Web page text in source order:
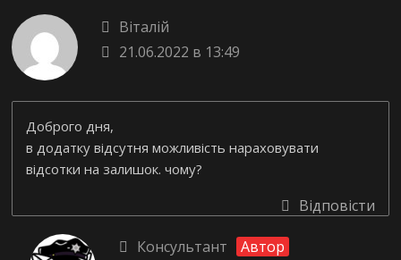
Віталій
21.06.2022 в 13:49
Доброго дня,
в додатку відсутня можливість нараховувати
відсотки на залишок. чому?
Відповісти
Консультант
Автор